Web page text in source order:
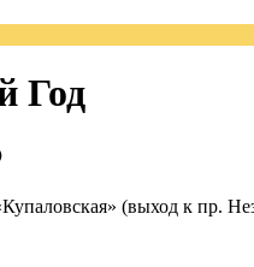
Год
(выход к пр.